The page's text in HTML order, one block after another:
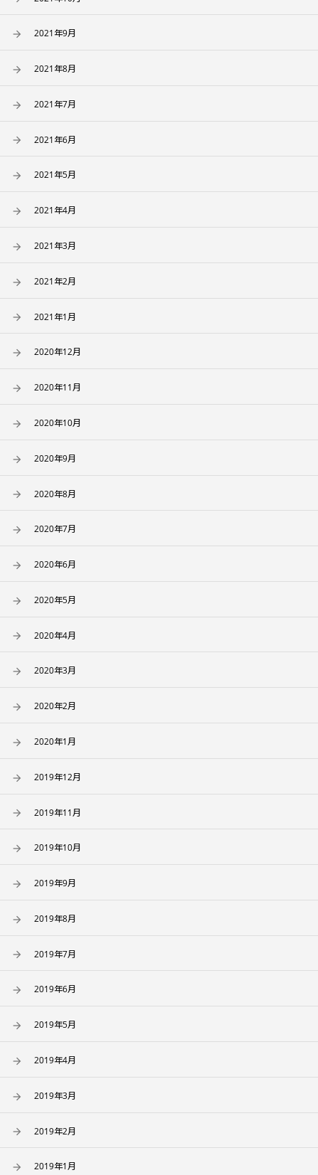
2021年9月
2021年8月
2021年7月
2021年6月
2021年5月
2021年4月
2021年3月
2021年2月
2021年1月
2020年12月
2020年11月
2020年10月
2020年9月
2020年8月
2020年7月
2020年6月
2020年5月
2020年4月
2020年3月
2020年2月
2020年1月
2019年12月
2019年11月
2019年10月
2019年9月
2019年8月
2019年7月
2019年6月
2019年5月
2019年4月
2019年3月
2019年2月
2019年1月